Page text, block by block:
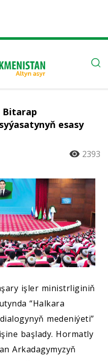
esasy
2393
işler ministrliginiň
“Halkara
medeniýeti”
başlady. Hormatly
Arkadagymyzyň